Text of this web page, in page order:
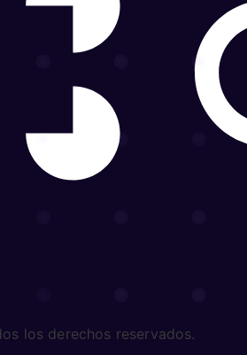
los derechos reservados.